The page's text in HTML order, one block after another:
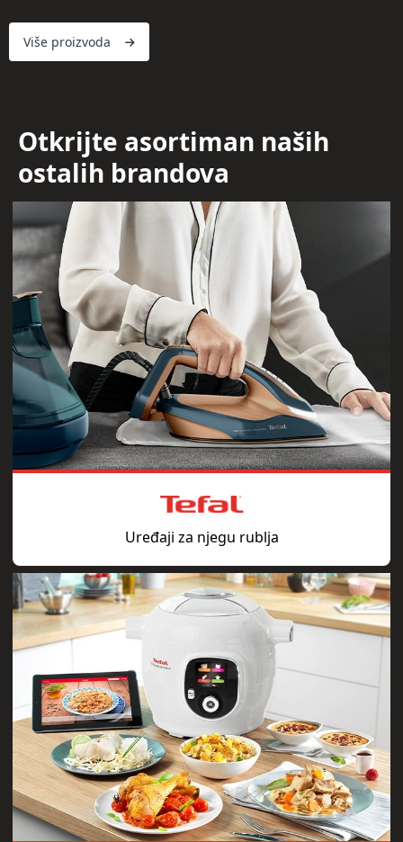
Više proizvoda
Otkrijte asortiman naših
ostalih brandova
Uređaji za njegu rublja